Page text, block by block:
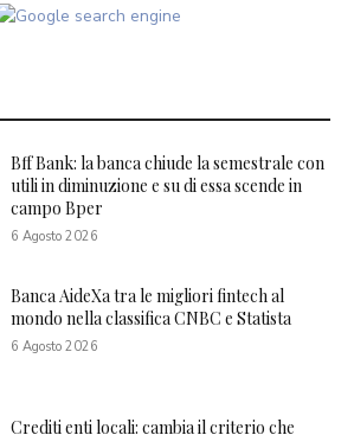
Bff Bank: la banca chiude la semestrale con
utili in diminuzione e su di essa scende in
campo Bper
6 Agosto 2026
Banca AideXa tra le migliori fintech al
mondo nella classifica CNBC e Statista
6 Agosto 2026
Crediti enti locali: cambia il criterio che